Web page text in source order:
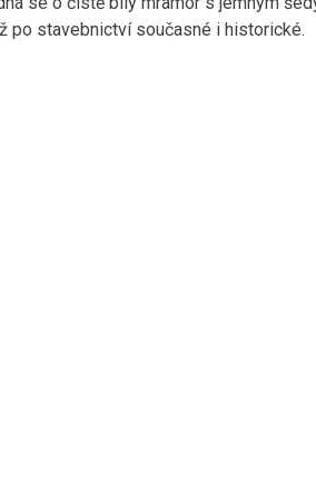
po stavebnictví současné i historické.